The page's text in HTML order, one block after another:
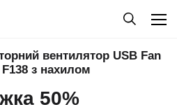
вентилятор USB Fan
з нахилом
50%